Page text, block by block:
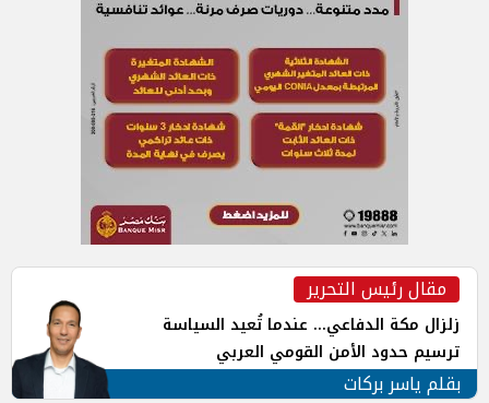
مقال رئيس التحرير
زلزال مكة الدفاعي... عندما تُعيد السياسة
ترسيم حدود الأمن القومي العربي
بقلم ياسر بركات